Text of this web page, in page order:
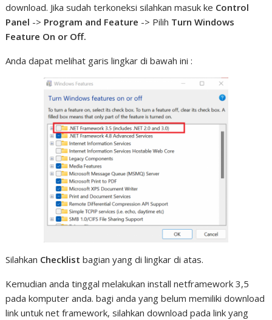
download. Jika sudah terkoneksi silahkan masuk ke Control
Panel -> Program and Feature -> Pilih Turn Windows
Feature On or Off.
Anda dapat melihat garis lingkar di bawah ini :
Silahkan Checklist bagian yang di lingkar di atas.
Kemudian anda tinggal melakukan install netframework 3,5
pada komputer anda. bagi anda yang belum memiliki download
link untuk net framework, silahkan download pada link yang